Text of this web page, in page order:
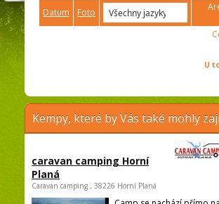
Datum
Foto
U
Kempy, které by Vás také mohly
caravan camping Horní
Planá
Caravan camping , 38226 Horní Planá